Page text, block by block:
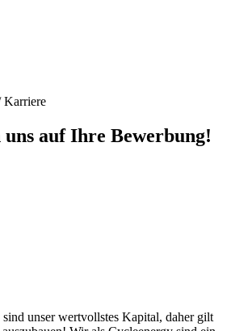
Karriere
auf Ihre Bewerbung!
unser wertvollstes Kapital, daher gilt